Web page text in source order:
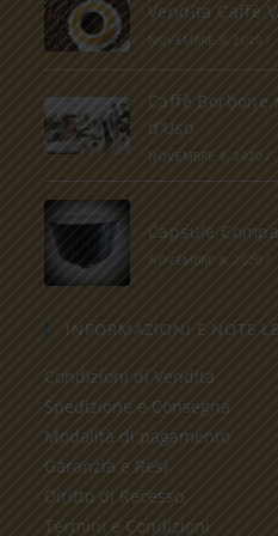
Vendita Caffè
NOVEMBRE 8, 2020 /
Caffè Borbone
d’Uso
NOVEMBRE 8, 2020 /
Capsule
NOVEMBRE 8, 2020 /
INFORMAZIONI E NOTE
Condizioni di Vendita
Spedizione e Consegna
Modalità di pagamento
Garanzia e Resi
Diritto di Recesso
Termini e Condizioni